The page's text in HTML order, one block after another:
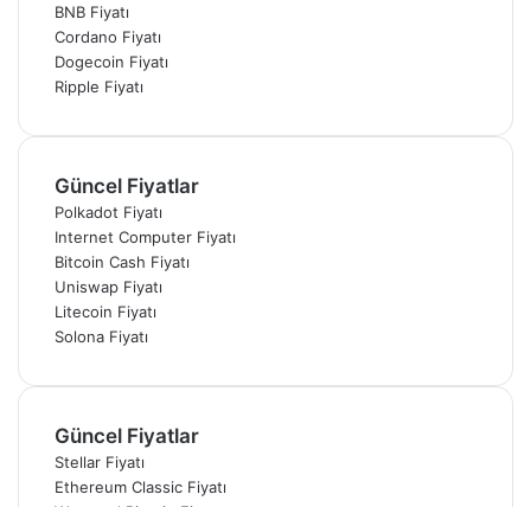
BNB Fiyatı
Cordano Fiyatı
Dogecoin Fiyatı
Ripple Fiyatı
Güncel Fiyatlar
Polkadot Fiyatı
Internet Computer Fiyatı
Bitcoin Cash Fiyatı
Uniswap Fiyatı
Litecoin Fiyatı
Solona Fiyatı
Güncel Fiyatlar
Stellar Fiyatı
Ethereum Classic Fiyatı